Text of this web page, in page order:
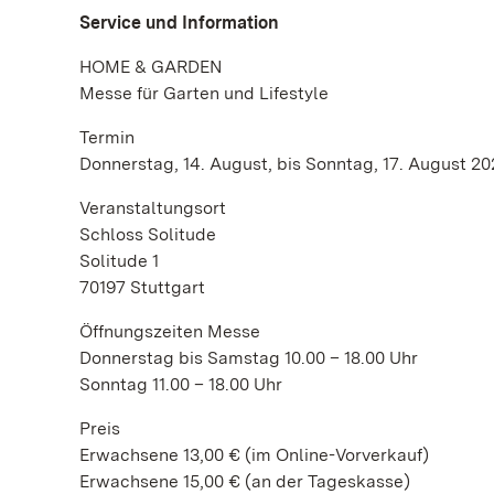
Service und Information
HOME & GARDEN
Messe für Garten und Lifestyle
Termin
Donnerstag, 14. August, bis Sonntag, 17. August
Veranstaltungsort
Schloss Solitude
Solitude 1
70197 Stuttgart
Öffnungszeiten Messe
Donnerstag bis Samstag 10.00 – 18.00 Uhr
Sonntag 11.00 – 18.00 Uhr
Preis
Erwachsene 13,00 € (im Online-Vorverkauf)
Erwachsene 15,00 € (an der Tageskasse)